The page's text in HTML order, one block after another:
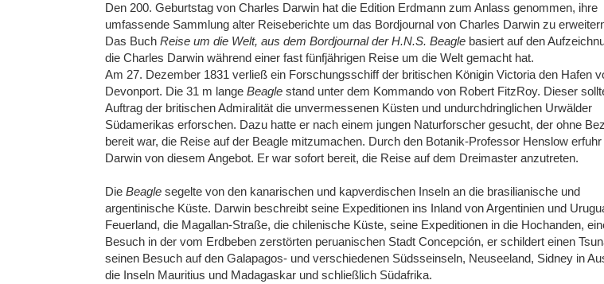
Den 200. Geburtstag von Charles Darwin hat die Edition Erdmann zum Anlass genommen, ihre
umfassende Sammlung alter Reiseberichte um das Bordjournal von Charles Darwin zu
Das Buch Reise um die Welt, aus dem Bordjournal der H.N.S. Beagle basiert auf den
die Charles Darwin während einer fast fünfjährigen Reise um die Welt gemacht hat.
Am 27. Dezember 1831 verließ ein Forschungsschiff der britischen Königin Victoria den Hafen
Devonport. Die 31 m lange Beagle stand unter dem Kommando von Robert FitzRoy. Dieser
Auftrag der britischen Admiralität die unvermessenen Küsten und undurchdringlichen Urwälder
Südamerikas erforschen. Dazu hatte er nach einem jungen Naturforscher gesucht, der ohne
bereit war, die Reise auf der Beagle mitzumachen. Durch den Botanik-Professor Henslow
Darwin von diesem Angebot. Er war sofort bereit, die Reise auf dem Dreimaster anzutreten.
Die Beagle segelte von den kanarischen und kapverdischen Inseln an die brasilianische und
argentinische Küste. Darwin beschreibt seine Expeditionen ins Inland von Argentinien und
Feuerland, die Magallan-Straße, die chilenische Küste, seine Expeditionen in die Hochanden,
Besuch in der vom Erdbeben zerstörten peruanischen Stadt Concepción, er schildert einen
seinen Besuch auf den Galapagos- und verschiedenen Südsseinseln, Neuseeland, Sidney in
die Inseln Mauritius und Madagaskar und schließlich Südafrika.